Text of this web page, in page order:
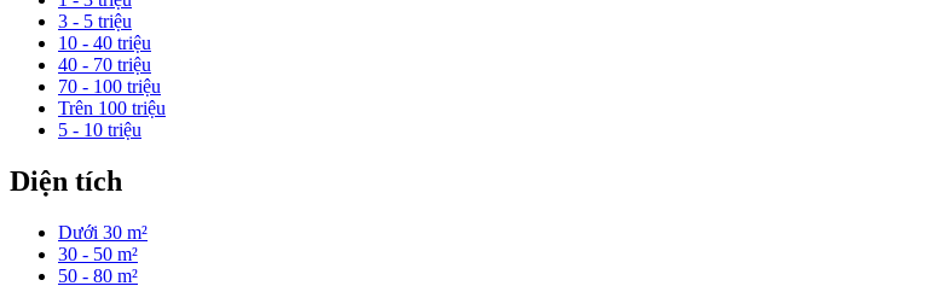
3 - 5 triệu
10 - 40 triệu
40 - 70 triệu
70 - 100 triệu
Trên 100 triệu
5 - 10 triệu
Diện tích
Dưới 30 m²
30 - 50 m²
50 - 80 m²